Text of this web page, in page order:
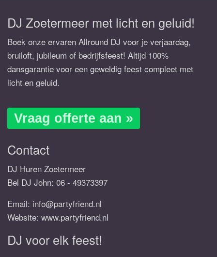
DJ Zoetermeer met licht en geluid!
Boek onze ervaren Allround DJ voor je verjaardag,
bruiloft, jubileum of bedrijfsfeest! Altijd 100%
dansgarantie voor een geweldig feest compleet met
licht en geluid.
Vraag offerte aan »
Contact
DJ Huren Zoetermeer
Bel DJ John: 06 - 49373397
Email: info@partyfriend.nl
Website: www.partyfriend.nl
DJ voor elk feest!